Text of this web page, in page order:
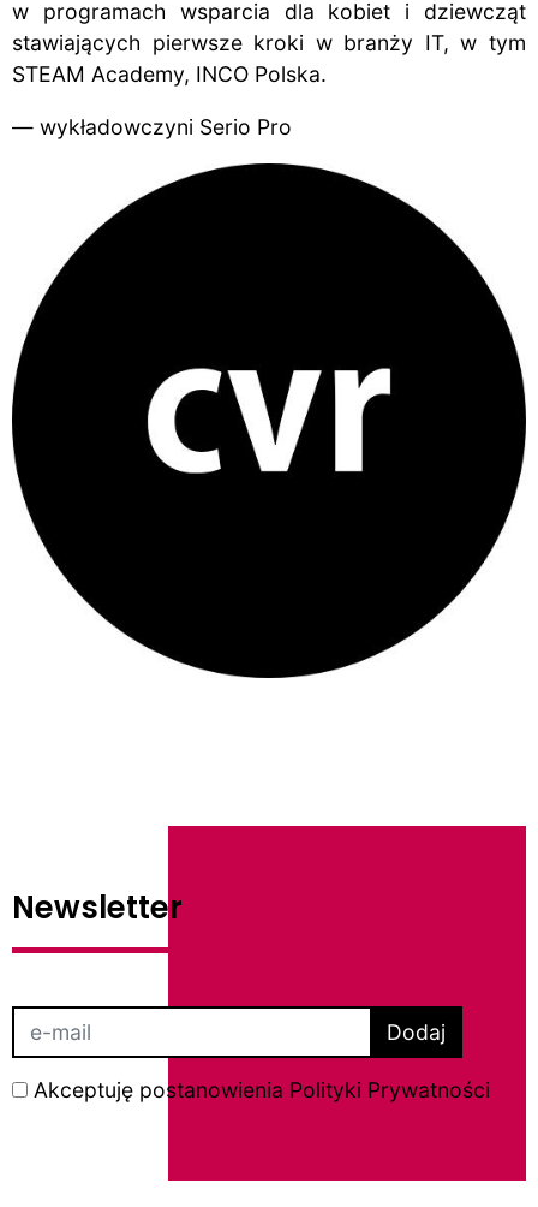
w programach wsparcia dla kobiet i dziewcząt
stawiających pierwsze kroki w branży IT, w tym
STEAM Academy, INCO Polska.
— wykładowczyni Serio Pro
Newsletter
Dodaj
Akceptuję postanowienia Polityki Prywatności